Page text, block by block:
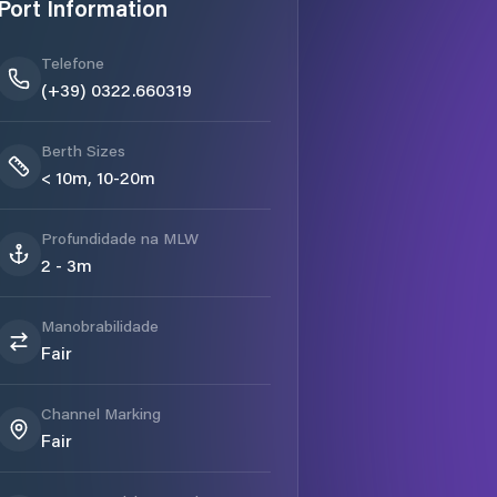
Information
Telefone
(+39) 0322.660319
Berth Sizes
< 10m, 10-20m
Profundidade na MLW
2 - 3m
Manobrabilidade
Fair
Channel Marking
Fair